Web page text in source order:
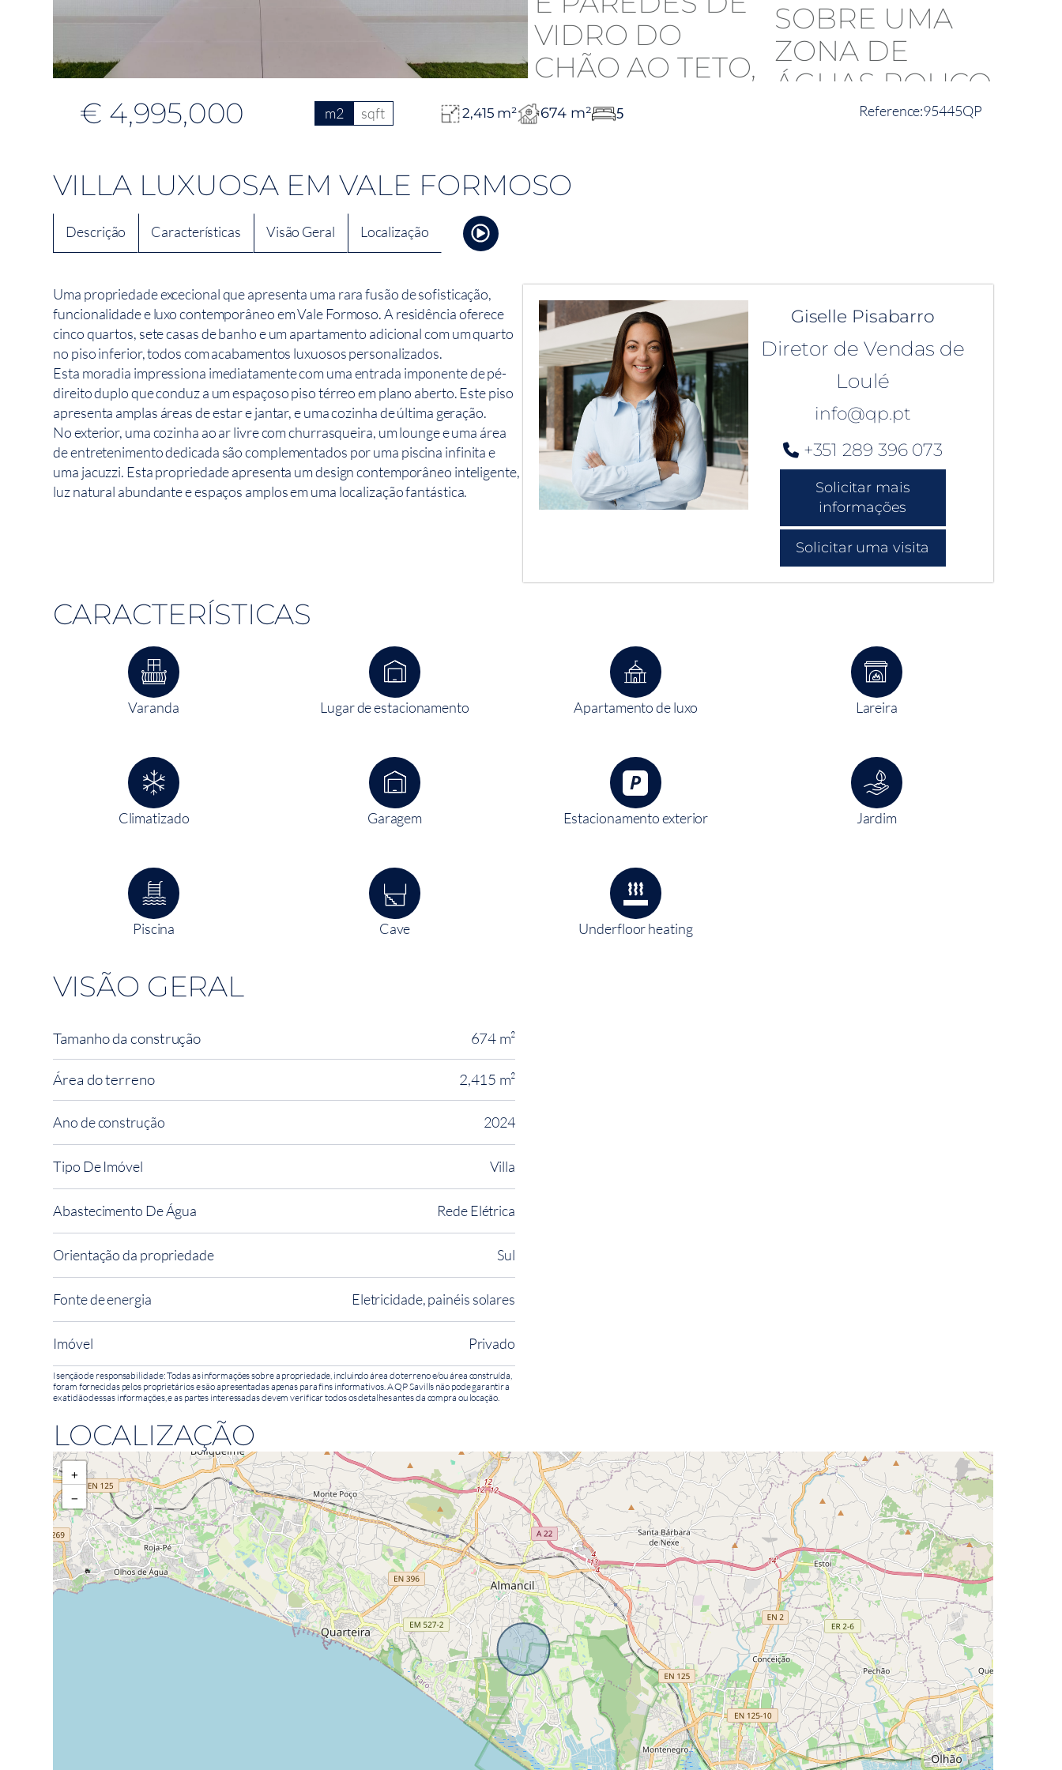
€ 4,995,000 m2 sqft 2,415 m² 674 m² 5 95445QP
VILLA LUXUOSA EM VALE FORMOSO
Descrição Características Visão Geral Localização
Uma propriedade excecional que apresenta uma rara fusão de sofisticação,
funcionalidade e luxo contemporâneo em Vale Formoso. A residência oferece
cinco quartos, sete casas de banho e um apartamento adicional com um quarto
no piso inferior, todos com acabamentos luxuosos personalizados.
Esta moradia impressiona imediatamente com uma entrada imponente de pé-
direito duplo que conduz a um espaçoso piso térreo em plano aberto. Este piso
apresenta amplas áreas de estar e jantar, e uma cozinha de última geração.
No exterior, uma cozinha ao ar livre com churrasqueira, um lounge e uma área
de entretenimento dedicada são complementados por uma piscina infinita e
uma jacuzzi. Esta propriedade apresenta um design contemporâneo inteligente,
luz natural abundante e espaços amplos em uma localização fantástica.
Giselle Pisabarro
Diretor de Vendas de
Loulé
info@qp.pt
+351 289 396 073
Solicitar mais
informações
Solicitar uma visita
CARACTERÍSTICAS
Varanda Lugar de estacionamento Apartamento de luxo Lareira
Climatizado Garagem Estacionamento exterior Jardim
Piscina Cave Underfloor heating
VISÃO GERAL
Tamanho da construção 674 m²
Área do terreno 2,415 m²
Ano de construção 2024
Tipo De Imóvel Villa
Abastecimento De Água Rede Elétrica
Orientação da propriedade Sul
Fonte de energia Eletricidade, painéis solares
Imóvel Privado
Isenção de responsabilidade: Todas as informações sobre a propriedade, incluindo área do terreno e/ou área construída,
foram fornecidas pelos proprietários e são apresentadas apenas para fins informativos. A QP Savills não pode garantir a
exatidão dessas informações, e as partes interessadas devem verificar todos os detalhes antes da compra ou locação.
LOCALIZAÇÃO
+
−